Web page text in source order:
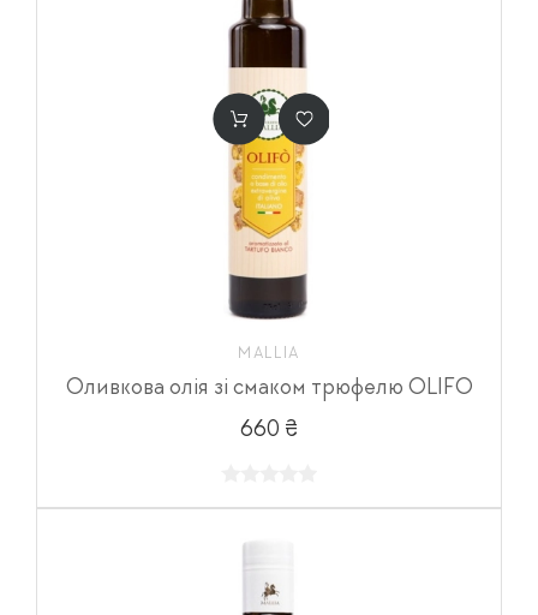
MALLIA
Оливкова олія зі смаком трюфелю OLIFO
660 ₴